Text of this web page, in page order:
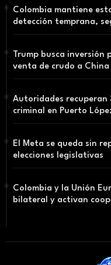
Colombia mantiene
detección temprana,
Trump busca inversión
venta de crudo a China
Autoridades recuperan
criminal en Puerto
El Meta se queda sin
elecciones legislativas
Colombia y la Unión
bilateral y activan